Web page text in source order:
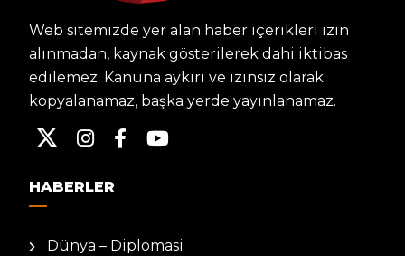
Web sitemizde yer alan haber içerikleri izin
alınmadan, kaynak gösterilerek dahi iktibas
edilemez. Kanuna aykırı ve izinsiz olarak
kopyalanamaz, başka yerde yayınlanamaz.
HABERLER
Dünya – Diplomasi